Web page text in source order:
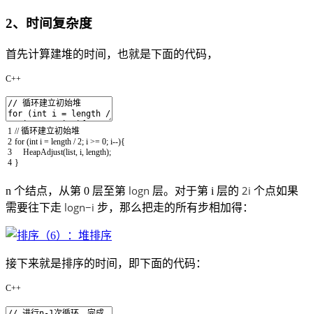
2、时间复杂度
首先计算建堆的时间，也就是下面的代码，
C++
1
2
3
4
// 循环建立初始堆
for (int i = length / 2; i >= 0; i--){
HeapAdjust(list, i, length);
}
n 个结点，从第 0 层至第 logn 层。对于第 i 层的 2i 个点如果
需要往下走 logn−i 步，那么把走的所有步相加得：
接下来就是排序的时间，即下面的代码：
C++